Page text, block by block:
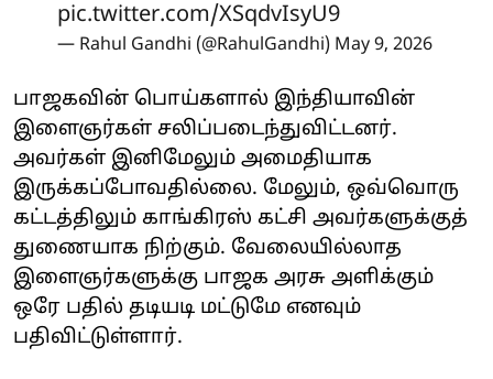
pic.twitter.com/XSqdvIsyU9
— Rahul Gandhi (@RahulGandhi) May 9, 2026
பாஜகவின் பொய்களால் இந்தியாவின்
இளைஞர்கள் சலிப்படைந்துவிட்டனர்.
அவர்கள் இனிமேலும் அமைதியாக
இருக்கப்போவதில்லை. மேலும், ஒவ்வொரு
கட்டத்திலும் காங்கிரஸ் கட்சி அவர்களுக்குத்
துணையாக நிற்கும். வேலையில்லாத
இளைஞர்களுக்கு பாஜக அரசு அளிக்கும்
ஒரே பதில் தடியடி மட்டுமே எனவும்
பதிவிட்டுள்ளார்.